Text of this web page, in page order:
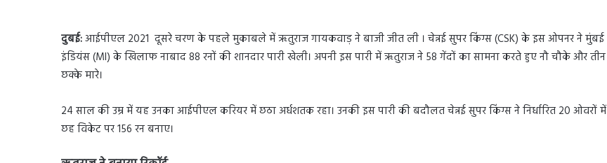
दुबई:आईपीएल 2021 दूसरे चरण के पहले मुकाबले में ऋतुराज गायकवाड़‌ ने बाजी जीत ली । चेन्नई सुपर किंग्स (CSK) के इस ओपनर ने मुंबई
इंडियंस (MI) के खिलाफ नाबाद 88 रनों की शानदार पारी खेली। अपनी इस पारी में ऋतुराज ने 58 गेंदों का सामना करते हुए नौ चौके और तीन
छक्के मारे।
24 साल की उम्र में यह उनका आईपीएल करियर में छठा अर्धशतक रहा। उनकी इस पारी की बदौलत चेन्नई सुपर किंग्स ने निर्धारित 20 ओवरों में
छह विकेट पर 156 रन बनाए।